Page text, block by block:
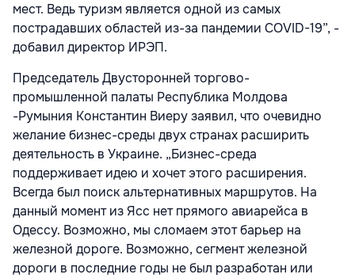
мест. Ведь туризм является одной из самых
пострадавших областей из-за пандемии COVID-19”, -
добавил директор ИРЭП.
Председатель Двусторонней торгово-
промышленной палаты Республика Молдова
-Румыния Константин Виеру заявил, что очевидно
желание бизнес-среды двух странах расширить
деятельность в Украине. „Бизнес-среда
поддерживает идею и хочет этого расширения.
Всегда был поиск альтернативных маршрутов. На
данный момент из Ясс нет прямого авиарейса в
Одессу. Возможно, мы сломаем этот барьер на
железной дороге. Возможно, сегмент железной
дороги в последние годы не был разработан или